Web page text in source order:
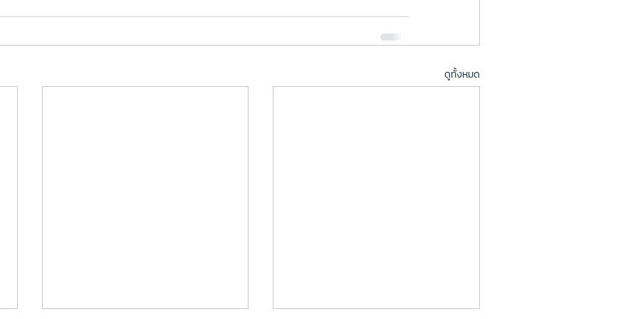
ดูทั้งหมด